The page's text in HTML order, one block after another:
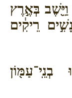
וַיֵּ֖שֶׁב בְּאֶ֣רֶץ
רֵיקִ֔ים